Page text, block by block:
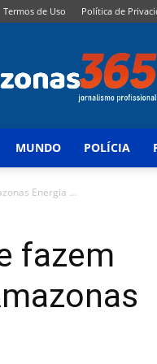
Termos de Uso Política de
365
MUNDO POLÍCIA
Energia ...
fazem